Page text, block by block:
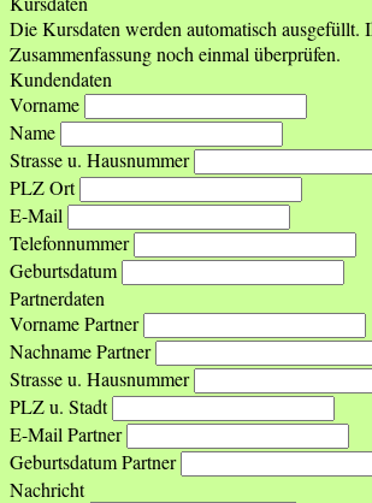
Die Kursdaten werden automatisch ausgefüllt.
Zusammenfassung noch einmal überprüfen.
Kundendaten
Vorname
Name
Strasse u. Hausnummer
PLZ Ort
E-Mail
Telefonnummer
Geburtsdatum
Partnerdaten
Vorname Partner
Nachname Partner
Strasse u. Hausnummer
PLZ u. Stadt
E-Mail Partner
Geburtsdatum Partner
Nachricht